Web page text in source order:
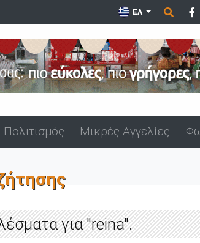
στο λιμάνι της Αλεξανδρούπολης μ...
ΕΛ
Μικρές Αγγελίες
για "reina".